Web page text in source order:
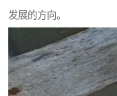
发展的方向。